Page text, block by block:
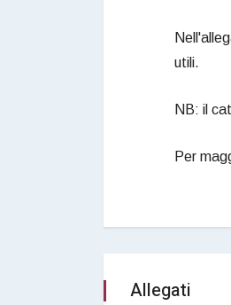
utili.
NB: il
Per
Allegati